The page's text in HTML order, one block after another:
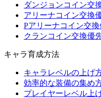
ダンジョンコイン交
アリーナコイン交換
Pアリーナコイン交
クランコイン交換優
キャラ育成方法
キャラレベルの上げ
効率的な装備の集め
プレイヤーレベル上